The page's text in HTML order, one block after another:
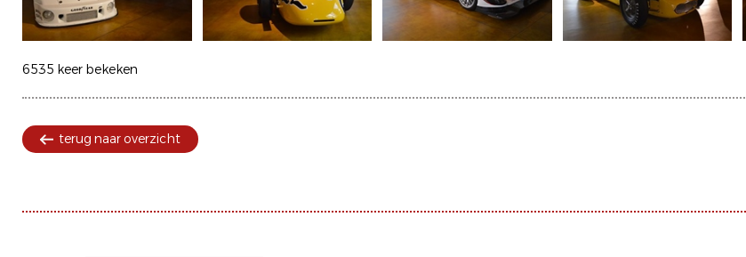
6535 keer bekeken
terug naar overzicht